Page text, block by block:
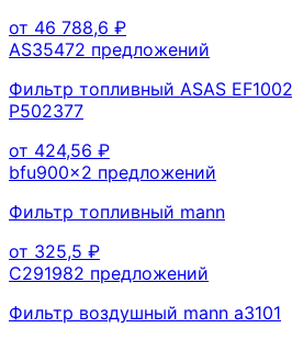
от 46 788,6 ₽
AS35472 предложений
Фильтр топливный ASAS
P502377
от 424,56 ₽
bfu900x2 предложений
Фильтр топливный mann
от 325,5 ₽
C291982 предложений
Фильтр воздушный mann a3101